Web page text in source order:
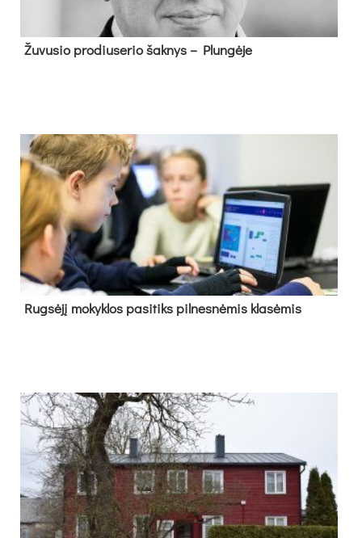
Žu­vu­sio pro­diu­se­rio šak­nys – Plun­gė­je
Rug­sė­jį mo­kyk­los pa­si­tiks pil­nes­nė­mis kla­sė­mis